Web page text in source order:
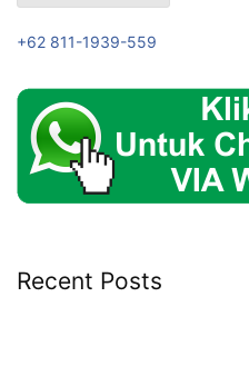
+62 811-1939-559
Recent Posts